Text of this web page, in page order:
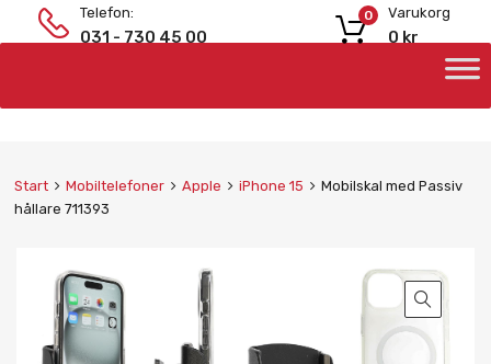
Telefon:
031 - 730 45 00
Varukorg
0 kr
0
Start Mobiltelefoner Apple iPhone 15
Mobilskal med Passiv
hållare 711393